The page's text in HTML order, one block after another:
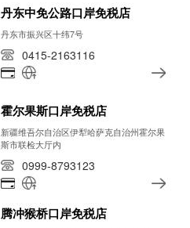
丹东中免公路口岸免税店
丹东市振兴区十纬7号
0415-2163116
霍尔果斯口岸免税店
新疆维吾尔自治区伊犁哈萨克自治州霍尔果
斯市联检大厅内
0999-8793123
腾冲猴桥口岸免税店